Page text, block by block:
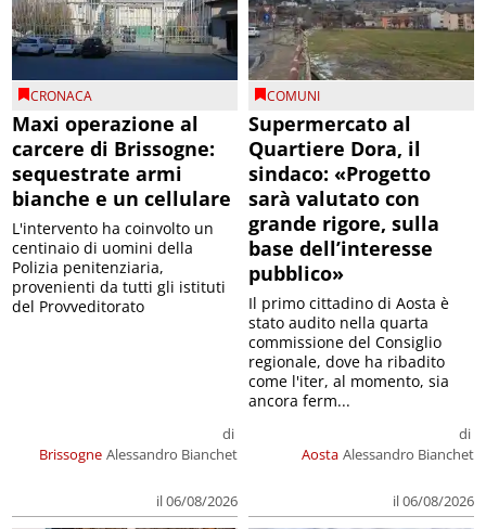
CRONACA
Maxi operazione al
carcere di Brissogne:
sequestrate armi
bianche e un cellulare
Brissogne
di
Alessandro Bianchet
il 06/08/2026
L'intervento ha coinvolto un
centinaio di uomini della
Polizia penitenziaria,
provenienti da tutti gli istituti
del Provveditorato
COMUNI
Supermercato al
Quartiere Dora, il
sindaco: «Progetto
sarà valutato con
grande rigore, sulla
base dell’interesse
pubblico»
Aosta
di
Alessandro Bianchet
il 06/08/2026
Il primo cittadino di Aosta è
stato audito nella quarta
commissione del Consiglio
regionale, dove ha ribadito
come l'iter, al momento, sia
ancora ferm...